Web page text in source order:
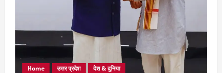
Home उत्तर प्रदेश देश & दुनिया